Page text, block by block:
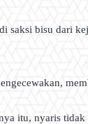
bisu dari
itu, nyaris